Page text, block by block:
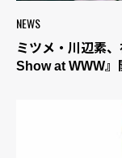
NEWS
ミツメ・川辺素
Show at WWW』